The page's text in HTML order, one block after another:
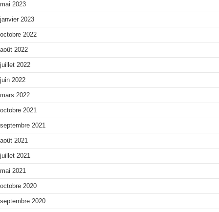
mai 2023
janvier 2023
octobre 2022
août 2022
juillet 2022
juin 2022
mars 2022
octobre 2021
septembre 2021
août 2021
juillet 2021
mai 2021
octobre 2020
septembre 2020